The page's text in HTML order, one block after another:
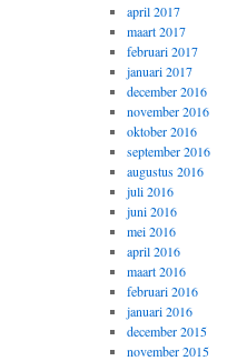
april 2017
maart 2017
februari 2017
januari 2017
december 2016
november 2016
oktober 2016
september 2016
augustus 2016
juli 2016
juni 2016
mei 2016
april 2016
maart 2016
februari 2016
januari 2016
december 2015
november 2015